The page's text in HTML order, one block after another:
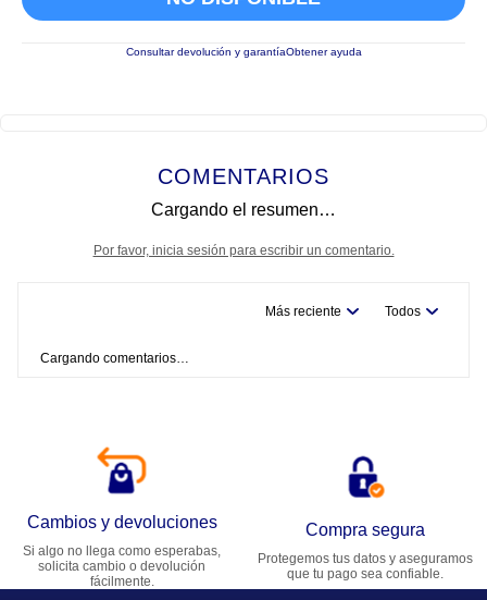
Consultar devolución y garantíaObtener ayuda
COMENTARIOS
Cargando el resumen…
Por favor, inicia sesión para escribir un comentario.
Más reciente Todos
Cargando comentarios…
Cambios y devoluciones
Si algo no llega como esperabas,
solicita cambio o devolución
fácilmente.
Compra segura
Protegemos tus datos y aseguramos
que tu pago sea confiable.